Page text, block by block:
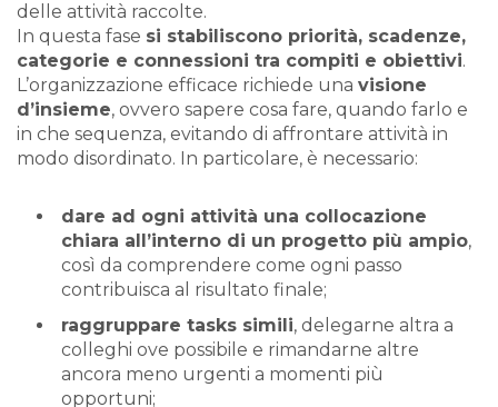
delle attività raccolte.
In questa fase si stabiliscono priorità, scadenze,
categorie e connessioni tra compiti e obiettivi.
L’organizzazione efficace richiede una visione
d’insieme, ovvero sapere cosa fare, quando farlo e
in che sequenza, evitando di affrontare attività in
modo disordinato. In particolare, è necessario:
dare ad ogni attività una collocazione
chiara all’interno di un progetto più ampio,
così da comprendere come ogni passo
contribuisca al risultato finale;
raggruppare tasks simili, delegarne altra a
colleghi ove possibile e rimandarne altre
ancora meno urgenti a momenti più
opportuni;